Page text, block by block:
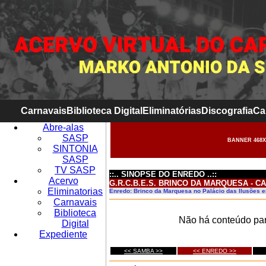
CarnavaisBiblioteca Digital EliminatóriasDiscografia
Abre-alas
SASP
SINTONIA
SASP
TV SASP
Acervo
Eliminatorias
Carnavais
Biblioteca
Digital
Expediente
BANNER
::.. SINOPSE DO ENREDO ..::
G.R.C.B.E.S. BRINCO DA MARQUESA -
Enredo: Brinco da Marquesa no Palácio das Ilusões
Não há conteúdo
<< SAMBA >> << ENREDO >>